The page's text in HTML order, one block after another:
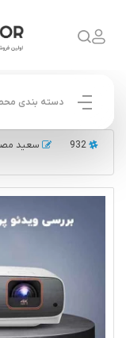
دسته بندی
932 سعید